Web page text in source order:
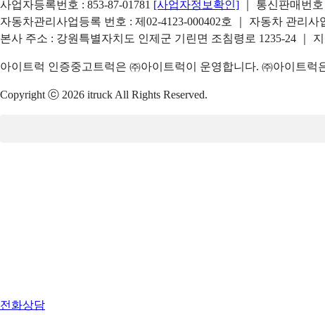
사업자등록번호 : 853-87-01781 [사업자정보확인]
｜ 통신판매번
자동차관리사업등록 번호 : 제02-4123-000402호 ｜ 자동차 관리
본사 주소 : 강원특별자치도 인제군 기린면 조침령로 1235-24 ｜
아이트럭 인증중고트럭은 ㈜아이트럭이 운영합니다. ㈜아이트
Copyright ⓒ 2026 itruck All Rights Reserved.
전화상담